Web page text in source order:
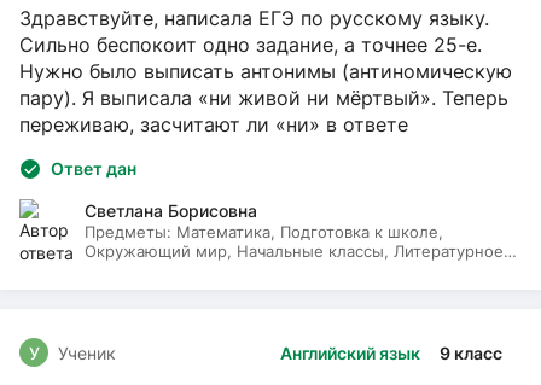
Здравствуйте, написала ЕГЭ по русскому языку.
Сильно беспокоит одно задание, а точнее 25-е.
Нужно было выписать антонимы (антиномическую
пару). Я выписала «ни живой ни мёртвый». Теперь
переживаю, засчитают ли «ни» в ответе
Ответ дан
Светлана Борисовна
Предметы: Математика, Подготовка к школе,
Окружающий мир, Начальные классы, Литературное
Английский язык 9 класс
У Ученик